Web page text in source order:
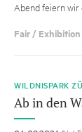
Abend feiern wir
Fair / Exhibition
WILDNISPARK
Ab in den